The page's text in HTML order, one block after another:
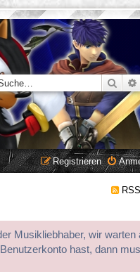
Registrieren
Musikliebhaber, wir warten
hast, dann